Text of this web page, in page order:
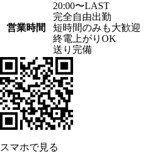
営業時間
20:00〜LAST
完全自由出勤
短時間のみも大歓迎
終電上がりOK
送り完備
スマホで見る